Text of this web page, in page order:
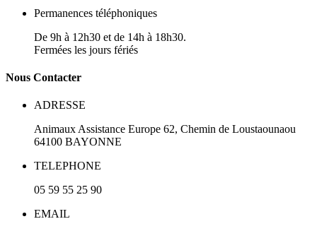
Permanences téléphoniques
De 9h à 12h30 et de 14h à 18h30.
Fermées les jours fériés
Nous Contacter
ADRESSE
Animaux Assistance Europe 62, Chemin de Loustaounaou
64100 BAYONNE
TELEPHONE
05 59 55 25 90
EMAIL